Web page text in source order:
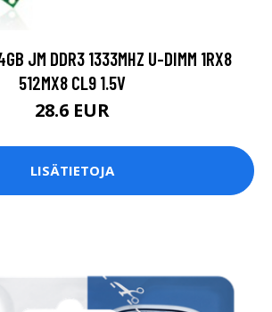
JM DDR3 1333MHZ U-DIMM 1RX8
512MX8 CL9 1.5V
28.6 EUR
LISÄTIETOJA